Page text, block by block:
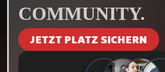
COMMUNITY.
JETZT PLATZ SICHERN